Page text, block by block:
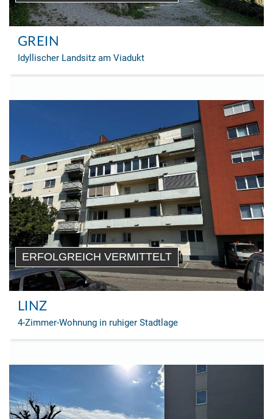
GREIN
Idyllischer Landsitz am Viadukt
ERFOLGREICH VERMITTELT
LINZ
4-Zimmer-Wohnung in ruhiger Stadtlage